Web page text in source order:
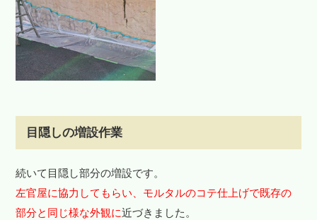
目隠しの増設作業
続いて目隠し部分の増設です。
左官屋に協力してもらい、モルタルのコテ仕上げで既存の
部分と同じ様な外観に近づきました。